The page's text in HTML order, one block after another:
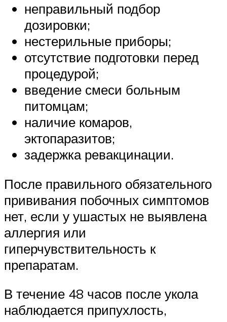
неправильный подбор
дозировки;
нестерильные приборы;
отсутствие подготовки перед
процедурой;
введение смеси больным
питомцам;
наличие комаров,
эктопаразитов;
задержка ревакцинации.
После правильного обязательного
прививания побочных симптомов
нет, если у ушастых не выявлена
аллергия или
гиперчувствительность к
препаратам.
В течение 48 часов после укола
наблюдается припухлость,